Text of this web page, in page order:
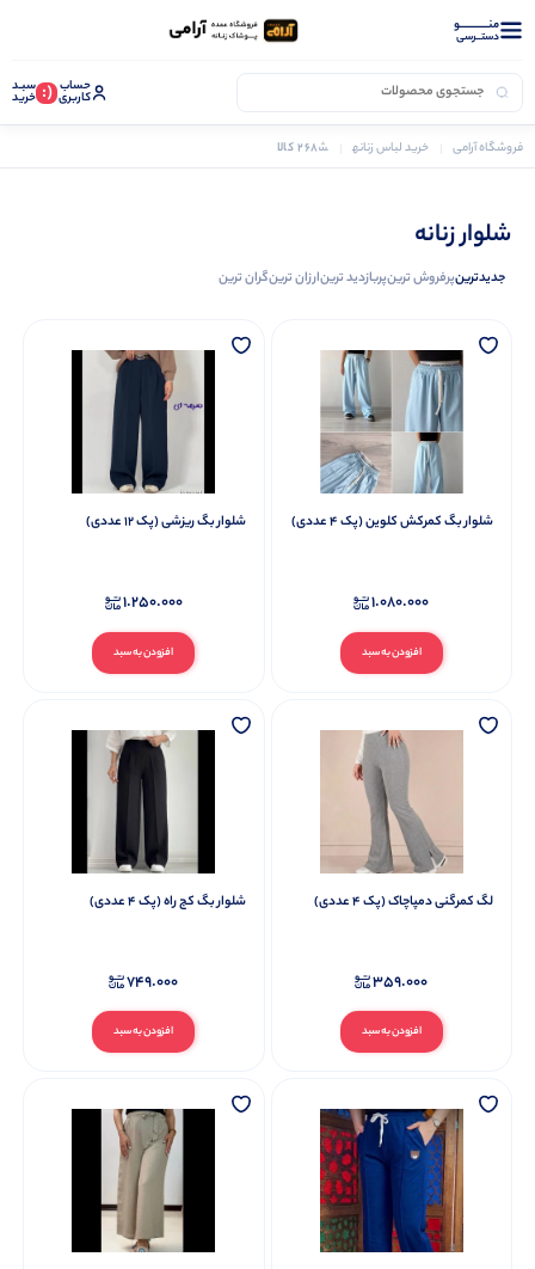
منــــــــــــو
دستــرسی
حساب
کاربری (: سبـد
خرید
فروشگاه آرامی خرید لباس زنانه شلوار زنانه
268 کالا
شلوار زنانه
جدیدترینپرفروش ترینپربازدید ترینارزان ترینگران ترین
شلوار بگ کمرکش کلوین (پک 4 عددی)
افزودن به سبد
1.080.000
شلوار بگ ریزشی (پک 12 عددی)
افزودن به سبد
1.250.000
لگ کمرگنی دمپاچاک (پک 4 عددی)
افزودن به سبد
359.000
شلوار بگ کج راه (پک 4 عددی)
افزودن به سبد
749.000